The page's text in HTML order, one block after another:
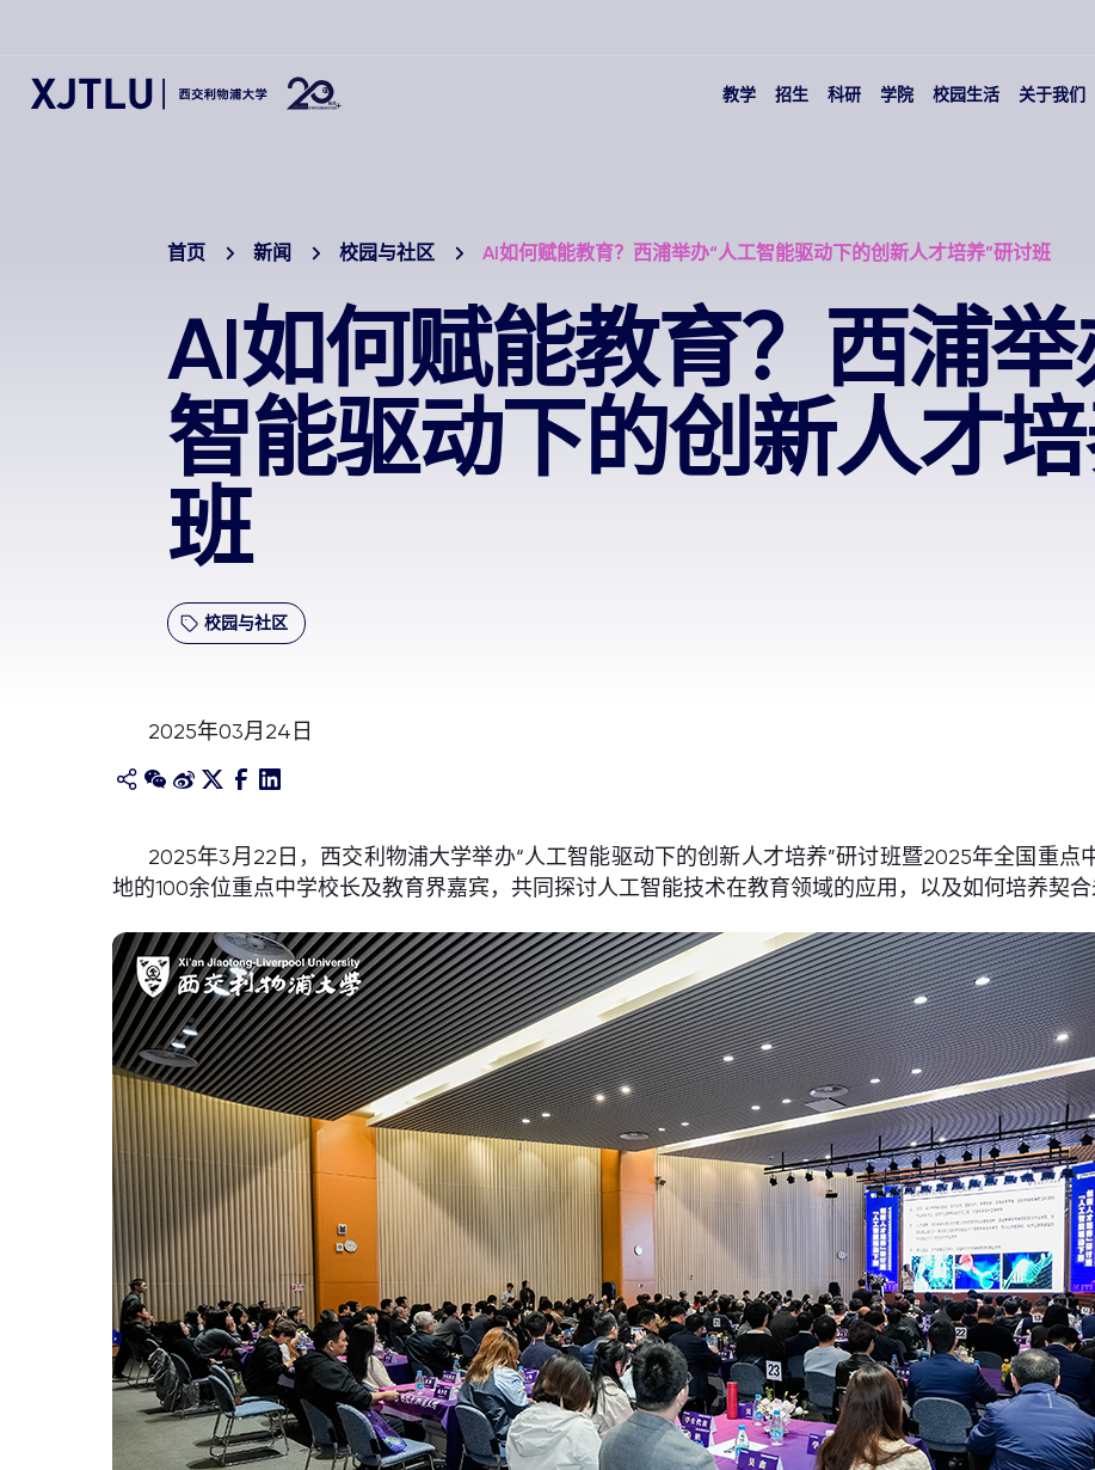
教学 招生 科研 学院 校园生活 关于我们
首页 新闻 校园与社区 AI如何赋能教育？西浦举办“人工智能驱动下的创新人才培养”研讨班
AI如何赋能教育？西浦举
智能驱动下的创新人才
班
校园与社区
2025年03月24日
2025年3月22日，西交利物浦大学举办“人工智能驱动下的创新人才培养”研讨班暨2025年全国重
地的100余位重点中学校长及教育界嘉宾，共同探讨人工智能技术在教育领域的应用，以及如何培养契合